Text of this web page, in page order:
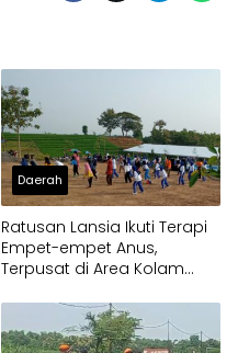
Daerah
Ratusan Lansia Ikuti Terapi
Empet-empet Anus,
Terpusat di Area Kolam